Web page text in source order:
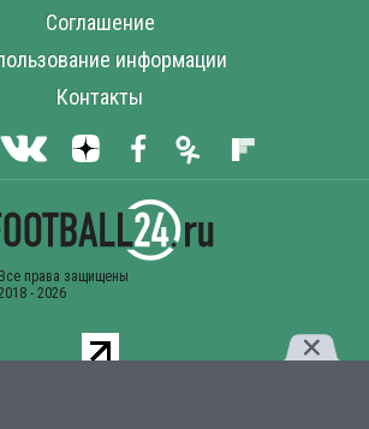
Соглашение
информации
Контакты